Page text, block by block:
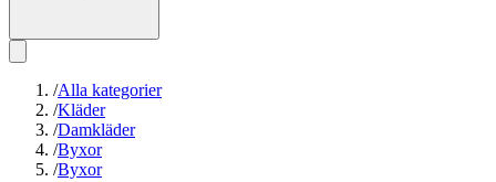
/Alla kategorier
/Kläder
/Damkläder
/Byxor
/Byxor